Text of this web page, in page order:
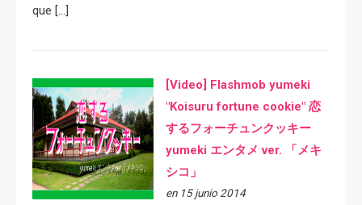
que […]
[Video] Flashmob yumeki
"Koisuru fortune cookie" 恋
するフォーチュンクッキー
yumeki エンタメ ver. 「メキ
シコ」
en 15 junio 2014